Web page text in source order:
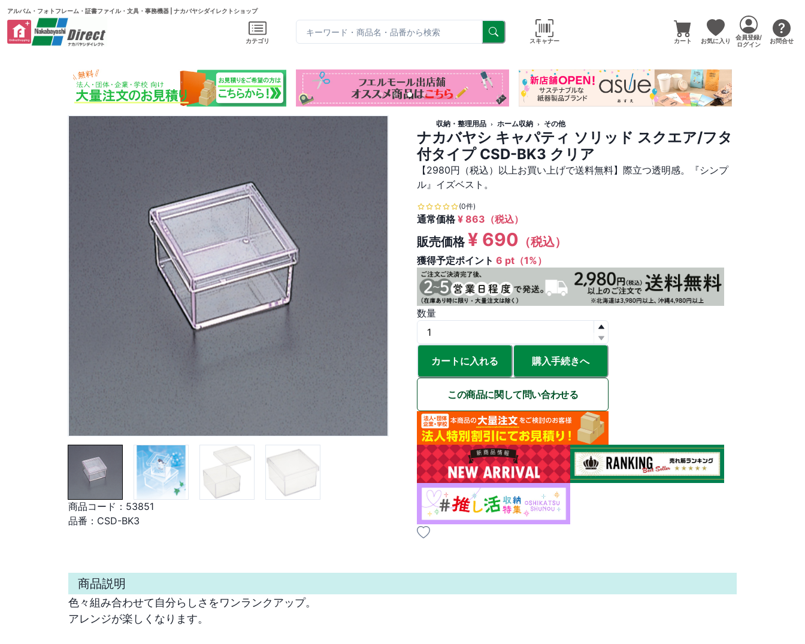
アルバム・フォトフレーム・証書ファイル・文具・事務機器 | ナカバヤシダイレクトショップ
カテゴリ スキャナー カート お気に入り
会員登録/
ログイン
お問合せ
商品コード： 53851
品番： CSD-BK3
収納・整理用品 ホーム収納 その他
ナカバヤシ キャパティ ソリッド スクエア/フタ
付タイプ CSD-BK3 クリア
【2980円（税込）以上お買い上げで送料無料】際立つ透明感。『シンプ
ル』イズベスト。
(0件)
通常価格¥ 863 （税込）
販売価格¥ 690 （税込）
獲得予定ポイント 6 pt（1%）
数量
カートに入れる 購入手続きへ
この商品に関して問い合わせる
商品説明
色々組み合わせて自分らしさをワンランクアップ。
アレンジが楽しくなります。